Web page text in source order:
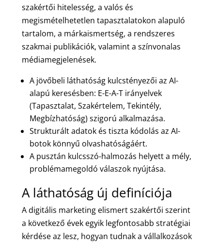
szakértői hitelesség, a valós és
megismételhetetlen tapasztalatokon alapuló
tartalom, a márkaismertség, a rendszeres
szakmai publikációk, valamint a színvonalas
médiamegjelenések.
A jövőbeli láthatóság kulcstényezői az AI-
alapú keresésben: E-E-A-T irányelvek
(Tapasztalat, Szakértelem, Tekintély,
Megbízhatóság) szigorú alkalmazása.
Strukturált adatok és tiszta kódolás az AI-
botok könnyű olvashatóságáért.
A pusztán kulcsszó-halmozás helyett a mély,
problémamegoldó válaszok nyújtása.
A láthatóság új definíciója
A digitális marketing elismert szakértői szerint
a következő évek egyik legfontosabb stratégiai
kérdése az lesz, hogyan tudnak a vállalkozások